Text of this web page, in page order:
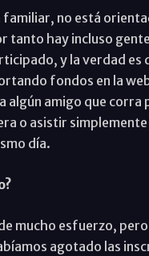
familiar, no está
hay incluso
y la verdad
fondos en la
algún amigo que
o asistir
día.
mucho esfuerzo,
agotado las